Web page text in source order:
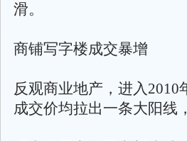
滑。
商铺写字楼成交暴增
反观商业地产，进入
成交价均拉出一条大阳线